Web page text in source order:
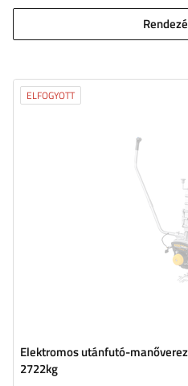
ELFOGYOTT
Elektromos utánfutó-
2722kg
Maximális teherbírás: